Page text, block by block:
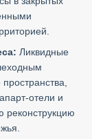
Ликвидные
отели и
реконструкцию